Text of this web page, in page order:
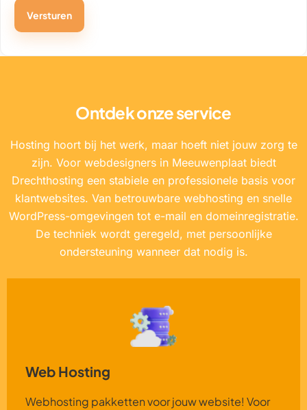
Ontdek onze service
Hosting hoort bij het werk, maar hoeft niet jouw zorg te
zijn. Voor webdesigners in Meeuwenplaat biedt
Drechthosting een stabiele en professionele basis voor
klantwebsites. Van betrouwbare webhosting en snelle
WordPress-omgevingen tot e-mail en domeinregistratie.
De techniek wordt geregeld, met persoonlijke
ondersteuning wanneer dat nodig is.
Web Hosting
Webhosting pakketten voor jouw website! Voor